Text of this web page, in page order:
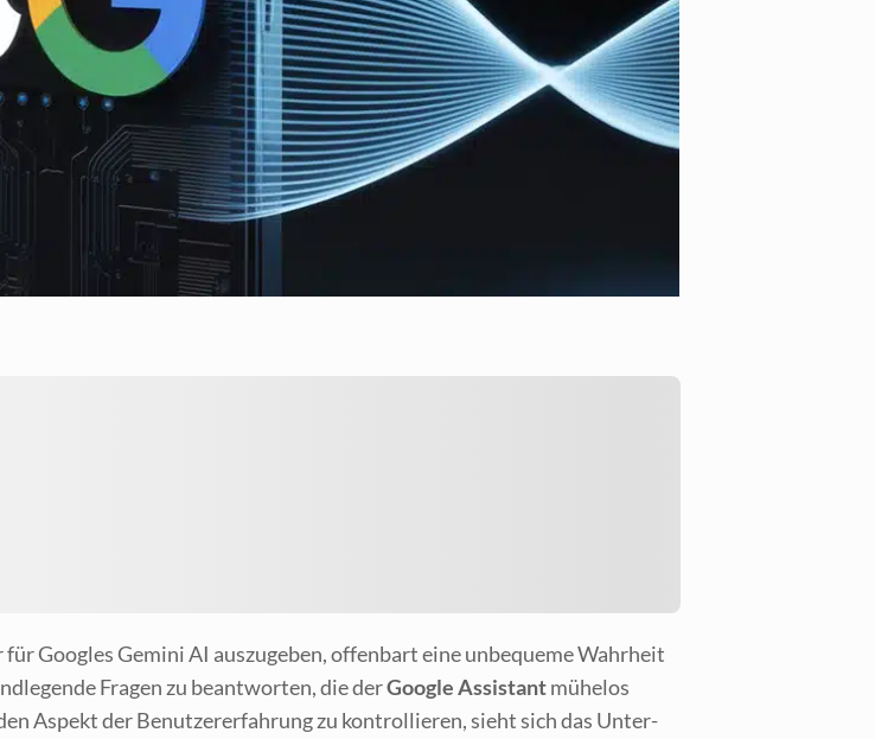
Goo­gles Gemi­ni AI aus­zu­ge­ben, offen­bart eine unbe­que­me Wahr­heit
Fra­gen zu beant­wor­ten, die derGoog­le Assistantmühe­los
Aspekt der Benut­zer­er­fah­rung zu kon­trol­lie­ren, sieht sich das Unter­